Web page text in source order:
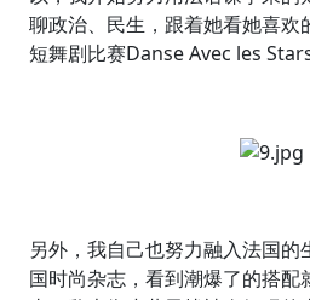
聊政治、民生，跟着她看她喜欢
短舞剧比赛Danse Avec les
另外，我自己也努力融入法国
国时尚杂志，看到潮爆了的搭